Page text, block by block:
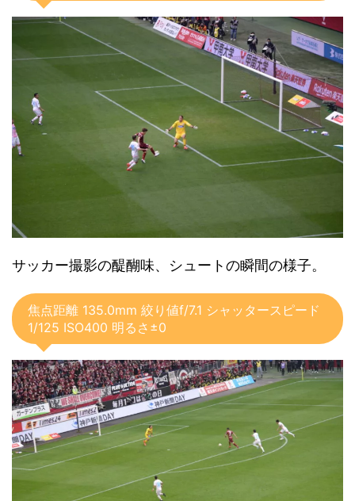
サッカー撮影の醍醐味、シュートの瞬間の様子。
焦点距離 135.0mm 絞り値f/7.1 シャッタースピード
1/125 ISO400 明るさ±0